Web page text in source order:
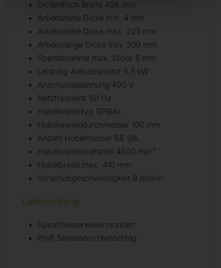
Dickentisch Breite 406 mm
Arbeitshöhe Dicke min. 4 mm
Arbeitshöhe Dicke max. 225 mm
Arbeitslänge Dicke min. 300 mm
Spanabnahme max. Dicke 5 mm
Leistung Antriebsmotor 5,5 kW
Anschlussspannung 400 V
Netzfrequenz 50 Hz
Hobelwellentyp SPIRAL
Hobelwellendurchmesser 100 mm
Anzahl Hobelmesser 66 Stk.
Hobelwellendrehzahl 4600 min⁻¹
Hobelbreite max. 410 mm
Vorschubgeschwindigkeit 8 m/min
Lieferumfang
Spiralmesserwelle montiert
Profi Seitenabrichtanschlag